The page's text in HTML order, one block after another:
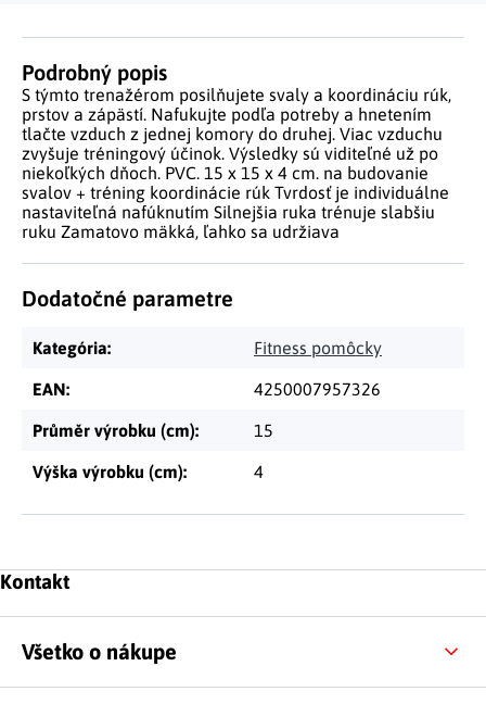
Podrobný popis
S týmto trenažérom posilňujete svaly a koordináciu rúk,
prstov a zápästí. Nafukujte podľa potreby a hnetením
tlačte vzduch z jednej komory do druhej. Viac vzduchu
zvyšuje tréningový účinok. Výsledky sú viditeľné už po
niekoľkých dňoch. PVC. 15 x 15 x 4 cm. na budovanie
svalov + tréning koordinácie rúk Tvrdosť je individuálne
nastaviteľná nafúknutím Silnejšia ruka trénuje slabšiu
ruku Zamatovo mäkká, ľahko sa udržiava
Dodatočné parametre
Kategória: Fitness pomôcky
EAN: 4250007957326
Průměr výrobku (cm): 15
Výška výrobku (cm): 4
Zápätie
Kontakt
Všetko o nákupe